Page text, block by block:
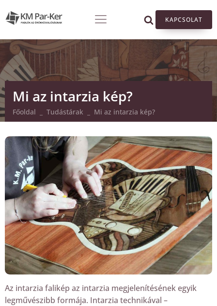
KAPCSOLAT
Mi az intarzia kép?
Főoldal Tudástárak Mi az intarzia kép?
Az intarzia falikép az intarzia megjelenítésének egyik
legművészibb formája. Intarzia technikával –